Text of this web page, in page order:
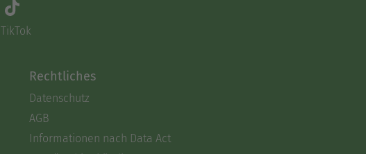
TikTok
Rechtliches
Datenschutz
AGB
Informationen nach Data Act